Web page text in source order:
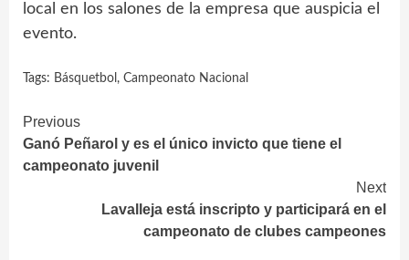
local en los salones de la empresa que auspicia el
evento.
Tags: Básquetbol , Campeonato Nacional
Continue
Reading
Previous
Ganó Peñarol y es el único invicto que tiene el
campeonato juvenil
Next
Lavalleja está inscripto y participará en el
campeonato de clubes campeones